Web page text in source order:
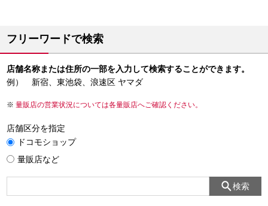
フリーワードで検索
店舗名称または住所の一部を入力して検索することができます。
例） 新宿、東池袋、浪速区 ヤマダ
量販店の営業状況については各量販店へご確認ください。
店舗区分を指定
ドコモショップ
量販店など
検索